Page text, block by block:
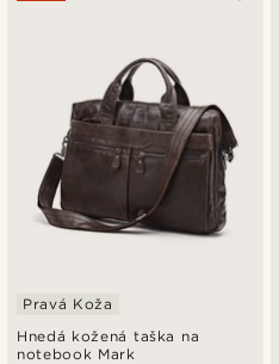
Hnedá kožená taška na
notebook Mark
Pravá Koža